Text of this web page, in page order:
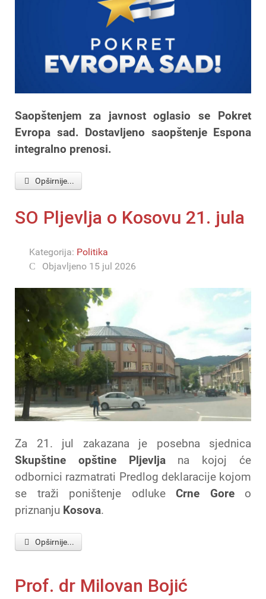
Saopštenjem za javnost oglasio se Pokret
Evropa sad. Dostavljeno saopštenje Espona
integralno prenosi.
Opširnije...
SO Pljevlja o Kosovu 21. jula
Kategorija: Politika
Objavljeno 15 jul 2026
Za 21. jul zakazana je posebna sjednica
Skupštine opštine Pljevljana kojoj će
odbornici razmatrati Predlog deklaracije kojom
se traži poništenje odluke Crne Goreo
priznanju Kosova.
Opširnije...
Prof. dr Milovan Bojić